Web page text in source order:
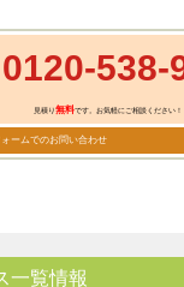
0120-538-
見積り無料です。お気軽にご相談ください！
ォームでのお問い合わせ
一覧情報